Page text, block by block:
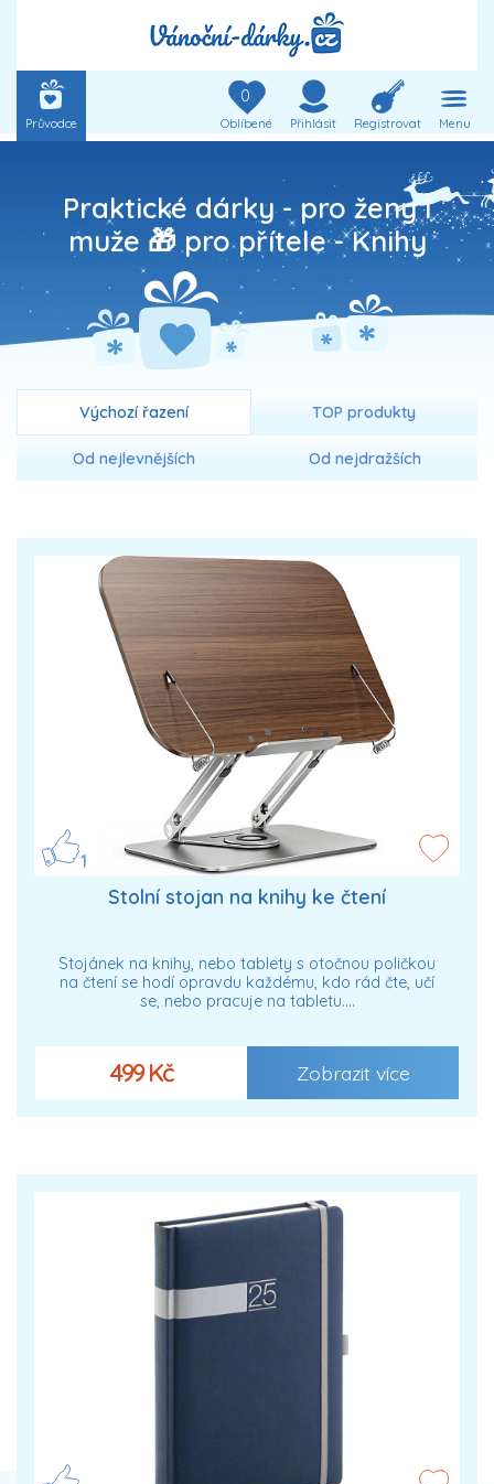
Průvodce
0
Oblíbené Přihlásit Registrovat Menu
Praktické dárky - pro ženy i
muže 🎁 pro přítele -Knihy
Výchozí řazení TOP produkty
Od nejlevnějších Od nejdražších
1
Stolní stojan na knihy ke čtení
Stojánek na knihy, nebo tablety s otočnou poličkou
na čtení se hodí opravdu každému, kdo rád čte, učí
se, nebo pracuje na tabletu.…
499 Kč Zobrazit více